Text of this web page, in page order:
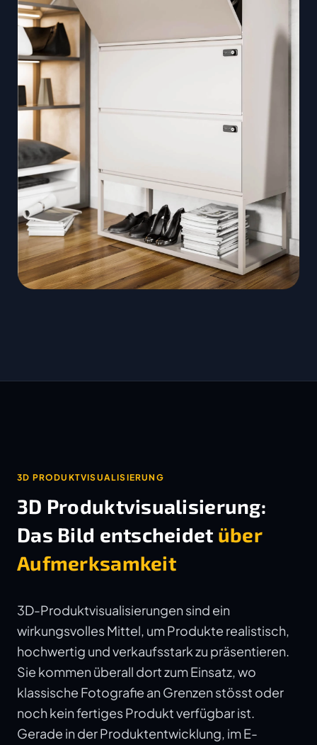
3D PRODUKTVISUALISIERUNG
3D Produktvisualisierung:
Das Bild entscheidet über
Aufmerksamkeit
3D-Produktvisualisierungen sind ein
wirkungsvolles Mittel, um Produkte realistisch,
hochwertig und verkaufsstark zu präsentieren.
Sie kommen überall dort zum Einsatz, wo
klassische Fotografie an Grenzen stösst oder
noch kein fertiges Produkt verfügbar ist.
Gerade in der Produktentwicklung, im E-